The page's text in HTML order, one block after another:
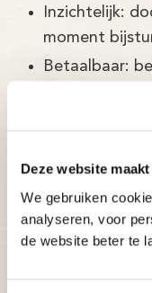
Deze website
We gebruiken
analyseren, voor
de website beter te
Inzichtelijk:
moment
Betaalbaar: